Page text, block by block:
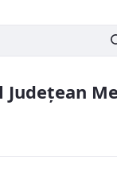
Județean